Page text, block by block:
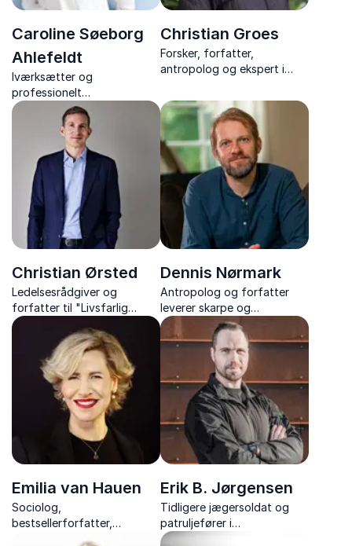
Caroline Søeborg
Ahlefeldt
Iværksætter og
professionelt
bestyrelsesmedlem, Caroline
Søeborg Ahlefeldt er en
skarp, autentisk og
humoristisk foredragsholder.
Christian Groes
Forsker, forfatter,
antropolog og ekspert i
neurodiversitet.
Christian Ørsted
Ledelsesrådgiver og
forfatter til "Livsfarlig
ledelse" og "Fatale
forandringer". En af de mest
anvendte eksperter inden
for ledelse og psykologisk
tryghed.
Dennis Nørmark
Antropolog og forfatter
leverer skarpe og
underholdende foredrag om
pseudoarbejde,
kulturforståelse og
fremtidens arbejdsmarked.
Emilia van Hauen
Sociolog,
bestsellerforfatter,
bestyrelsesmedlem og
Erik B. Jørgensen
Tidligere jægersoldat og
patruljefører i
Slædepatruljen Sirius, kendt